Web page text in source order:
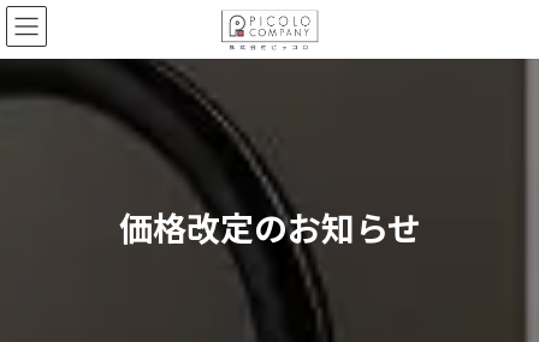
コ
ン
テ
ツ
ナ
ビ
ゲ
シ
価格改定のお知らせ